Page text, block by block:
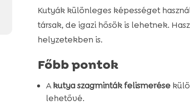
Kutyák különleges képességet
társak, de igazi hősök is lehetnek.
helyzetekben is.
Főbb pontok
Akutya szagminták felismerése
lehetővé.